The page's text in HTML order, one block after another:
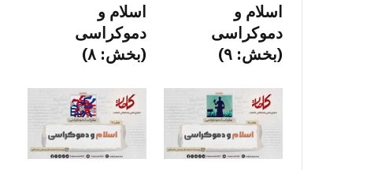
اسلام و
دموکراسی
(بخش: ۹)
اسلام و
دموکراسی
(بخش: ۸)